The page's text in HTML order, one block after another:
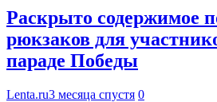
Раскрыто содержимое
рюкзаков для
параде Победы
Lenta.ru3 месяца спустя 0